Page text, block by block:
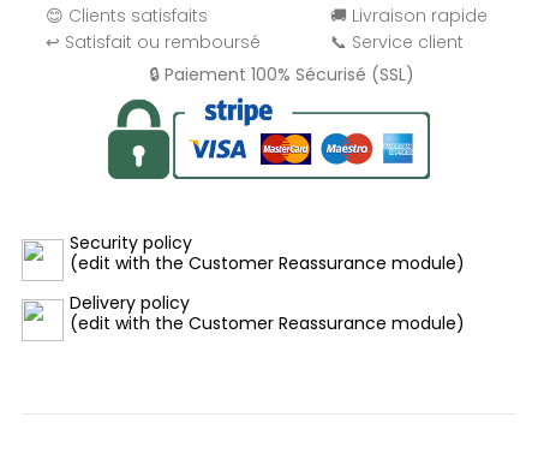
😊 Clients satisfaits
🚚 Livraison rapide
↩️ Satisfait ou remboursé
📞 Service client
🔒 Paiement 100% Sécurisé (SSL)
Security policy
(edit with the Customer Reassurance module)
Delivery policy
(edit with the Customer Reassurance module)